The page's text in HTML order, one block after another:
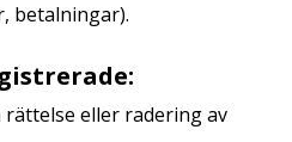
betalningar).
eller radering av